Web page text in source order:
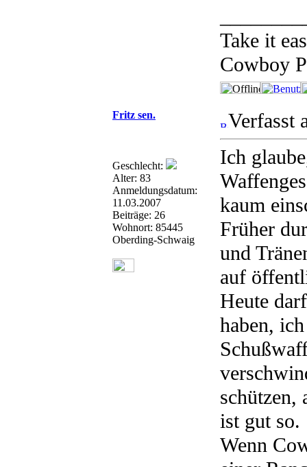
Take it
Cowboy
Fritz sen.
Geschlecht:
Alter: 83
Anmeldungsdatum:
11.03.2007
Beiträge: 26
Wohnort: 85445
Oberding-Schwaig
Verfasst
Ich
kaum
Früher
und
auf
Heute
haben,
schützen,
ist gut so.
Wenn